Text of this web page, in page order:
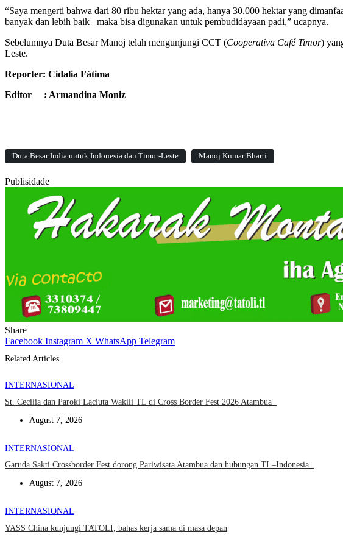
“Saya mengerti bahwa dari 80 ribu hektar yang ada, hanya 30.000 hektar yang
banyak dan lebih baik maka bisa digunakan untuk pembudidayaan padi,” ucapnya.
Sebelumnya Duta Besar Manoj telah mengunjungi CCT (Cooperativa Café Timor)
Leste.
Reporter: Cidalia Fátima
Editor : Armandina Moniz
Duta Besar India untuk Indonesia dan Timor-Leste Manoj Kumar Bharti
Publisidade
Share
Facebook Instagram X WhatsApp Telegram
Related Articles
INTERNASIONAL
St. Cecilia dan Paroki Lacluta Wakili TL di Cross Border Fest 2026 Atambua
August 7, 2026
INTERNASIONAL
Garuda Sakti Crossborder Fest dorong Pariwisata Atambua dan hubungan TL–Indonesia
August 7, 2026
INTERNASIONAL
YASS China kunjungi TATOLI, bahas kerja sama di masa depan